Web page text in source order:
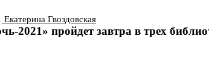
Екатерина Гвоздовская
2021» пройдет завтра в трех